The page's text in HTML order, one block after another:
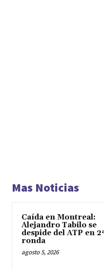
Mas Noticias
Caída en Montreal:
Alejandro Tabilo se
despide del ATP en
ronda
agosto 5, 2026